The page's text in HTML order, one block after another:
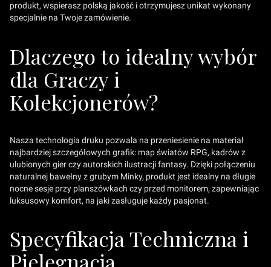
produkt, wspierasz polską jakość i otrzymujesz unikat wykonany
specjalnie na Twoje zamówienie.
Dlaczego to idealny wybór
dla Graczy i
Kolekcjonerów?
Nasza technologia druku pozwala na przeniesienie na materiał
najbardziej szczegółowych grafik: map światów RPG, kadrów z
ulubionych gier czy autorskich ilustracji fantasy. Dzięki połączeniu
naturalnej bawełny z grubym Minky, produkt jest idealny na długie
nocne sesje przy planszówkach czy przed monitorem, zapewniając
luksusowy komfort, na jaki zasługuje każdy pasjonat.
Specyfikacja Techniczna i